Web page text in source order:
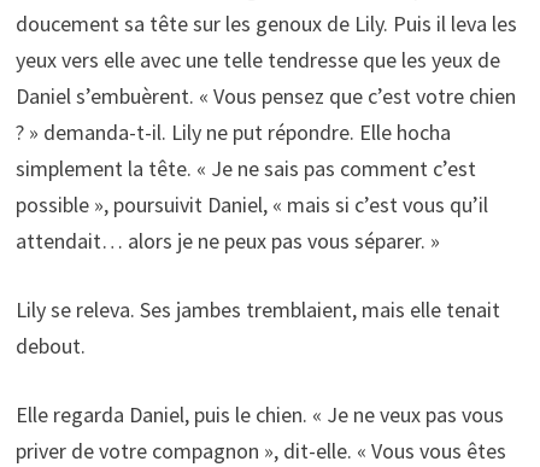
doucement sa tête sur les genoux de Lily. Puis il leva les
yeux vers elle avec une telle tendresse que les yeux de
Daniel s’embuèrent. « Vous pensez que c’est votre chien
? » demanda-t-il. Lily ne put répondre. Elle hocha
simplement la tête. « Je ne sais pas comment c’est
possible », poursuivit Daniel, « mais si c’est vous qu’il
attendait… alors je ne peux pas vous séparer. »
Lily se releva. Ses jambes tremblaient, mais elle tenait
debout.
Elle regarda Daniel, puis le chien. « Je ne veux pas vous
priver de votre compagnon », dit-elle. « Vous vous êtes